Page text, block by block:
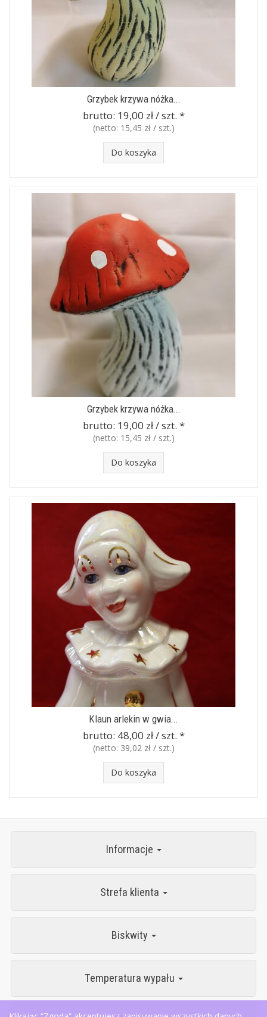
Grzybek krzywa nóżka...
brutto: 19,00 zł / szt. *
(netto: 15,45 zł / szt.)
Do koszyka
Grzybek krzywa nóżka...
brutto: 19,00 zł / szt. *
(netto: 15,45 zł / szt.)
Do koszyka
Klaun arlekin w gwia...
brutto: 48,00 zł / szt. *
(netto: 39,02 zł / szt.)
Do koszyka
Informacje
Strefa klienta
Biskwity
Temperatura wypału